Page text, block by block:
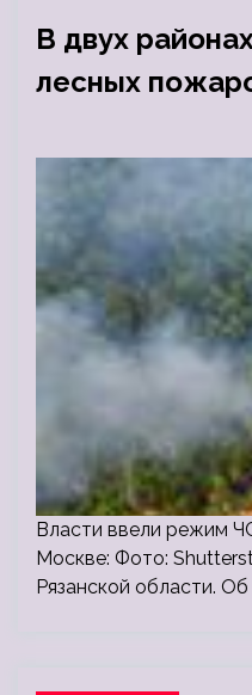
В двух
лесных
Власти ввели режим
Москве: Фото:
Рязанской области.